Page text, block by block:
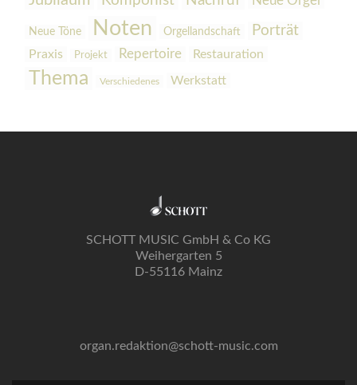
Neue Töne Noten Orgellandschaft Porträt
Praxis Projekt Repertoire Restauration
Thema Verschiedenes Werkstatt
SCHOTT MUSIC GmbH & Co KG
Weihergarten 5
D-55116 Mainz
organ.redaktion@schott-music.com